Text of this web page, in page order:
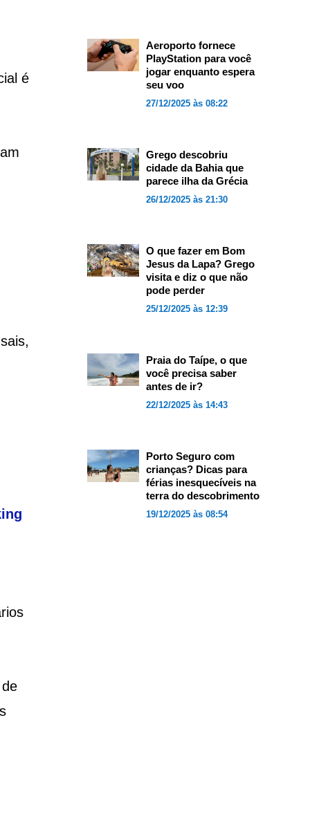
é
Aeroporto fornece
PlayStation para você
jogar enquanto espera
seu voo
27/12/2025 às 08:22
Grego descobriu
cidade da Bahia que
parece ilha da Grécia
26/12/2025 às 21:30
O que fazer em Bom
Jesus da Lapa? Grego
visita e diz o que não
pode perder
25/12/2025 às 12:39
Praia do Taípe, o que
você precisa saber
antes de ir?
22/12/2025 às 14:43
Porto Seguro com
crianças? Dicas para
férias inesquecíveis na
terra do descobrimento
19/12/2025 às 08:54